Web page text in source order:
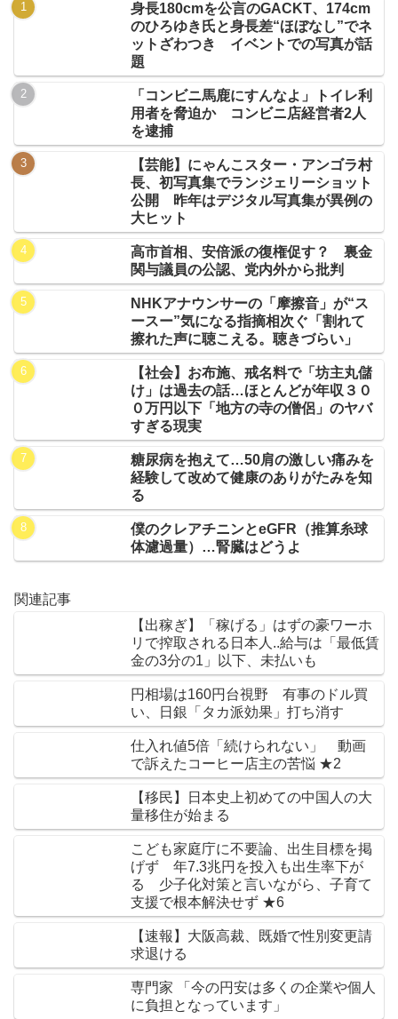
身長180cmを公言のGACKT、174cm
のひろゆき氏と身長差“ほぼなし”でネ
ットざわつき イベントでの写真が話
題
「コンビニ馬鹿にすんなよ」トイレ利
用者を脅迫か コンビニ店経営者2人
を逮捕
【芸能】にゃんこスター・アンゴラ村
長、初写真集でランジェリーショット
公開 昨年はデジタル写真集が異例の
大ヒット
高市首相、安倍派の復権促す？ 裏金
関与議員の公認、党内外から批判
NHKアナウンサーの「摩擦音」が“ス
ースー”気になる指摘相次ぐ「割れて
擦れた声に聴こえる。聴きづらい」
【社会】お布施、戒名料で「坊主丸儲
け」は過去の話…ほとんどが年収３０
０万円以下「地方の寺の僧侶」のヤバ
すぎる現実
糖尿病を抱えて…50肩の激しい痛みを
経験して改めて健康のありがたみを知
る
僕のクレアチニンとeGFR（推算糸球
体濾過量）…腎臓はどうよ
関連記事
【出稼ぎ】「稼げる」はずの豪ワーホ
リで搾取される日本人..給与は「最低賃
金の3分の1」以下、未払いも
円相場は160円台視野 有事のドル買
い、日銀「タカ派効果」打ち消す
仕入れ値5倍「続けられない」 動画
で訴えたコーヒー店主の苦悩 ★2
【移民】日本史上初めての中国人の大
量移住が始まる
こども家庭庁に不要論、出生目標を掲
げず 年7.3兆円を投入も出生率下が
る 少子化対策と言いながら、子育て
支援で根本解決せず ★6
【速報】大阪高裁、既婚で性別変更請
求退ける
専門家 「今の円安は多くの企業や個人
に負担となっています」